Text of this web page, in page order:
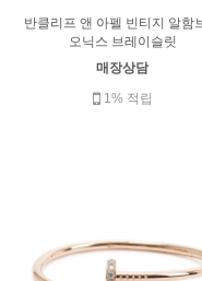
반클리프 앤 아펠 빈티지 알함
오닉스 브레이슬릿
매장상담
1% 적립